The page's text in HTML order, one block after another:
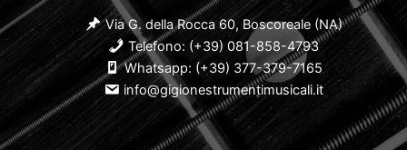
Via G. della Rocca 60, Boscoreale (NA)
Telefono: (+39) 081-858-4793
Whatsapp: (+39) 377-379-7165
info@gigionestrumentimusicali.it